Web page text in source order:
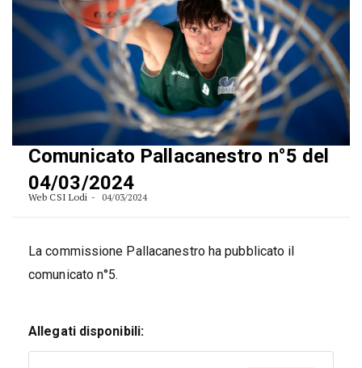
Comunicato Pallacanestro n°5 del
04/03/2024
Web CSI Lodi 04/03/2024
La commissione Pallacanestro ha pubblicato il
comunicato n°5.
Allegati disponibili: